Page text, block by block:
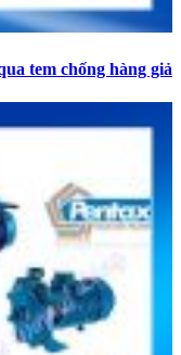
tem chống hàng giả